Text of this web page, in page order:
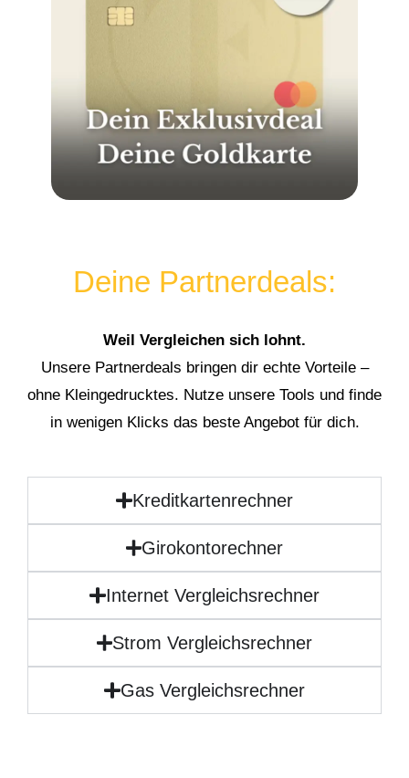
Deine Partnerdeals:
Weil Vergleichen sich lohnt.
Unsere Partnerdeals bringen dir echte Vorteile –
ohne Kleingedrucktes. Nutze unsere Tools und finde
in wenigen Klicks das beste Angebot für dich.
Kreditkartenrechner
Girokontorechner
Internet Vergleichsrechner
Strom Vergleichsrechner
Gas Vergleichsrechner